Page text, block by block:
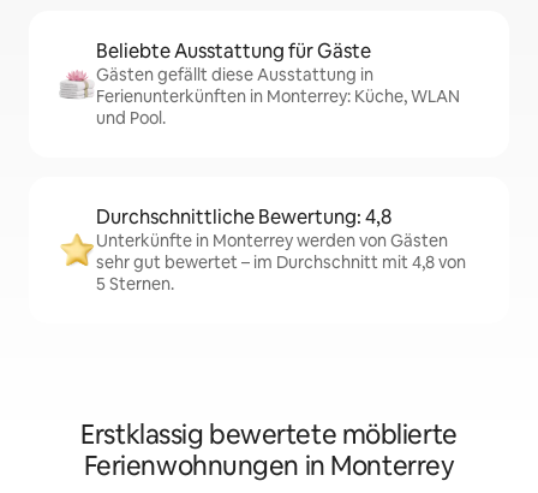
Beliebte Ausstattung für Gäste
Gästen gefällt diese Ausstattung in
Ferienunterkünften in Monterrey: Küche, WLAN
und Pool.
Durchschnittliche Bewertung: 4,8
Unterkünfte in Monterrey werden von Gästen
sehr gut bewertet – im Durchschnitt mit 4,8 von
5 Sternen.
Erstklassig bewertete möblierte
Ferienwohnungen in Monterrey